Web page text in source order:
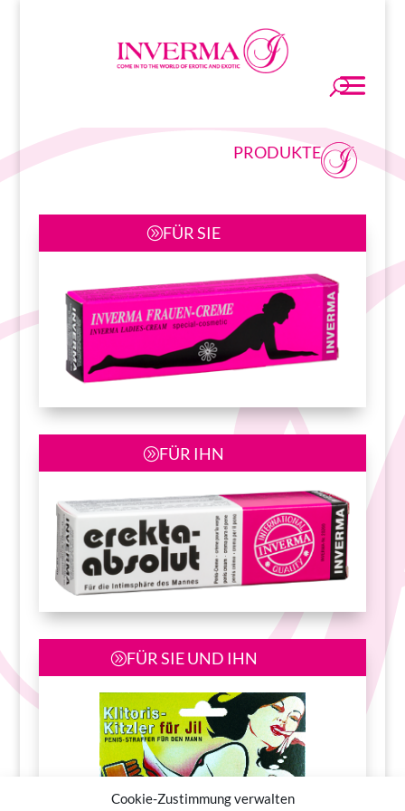
Cookie-Zustimmung verwalten
PRODUKTE
FÜR SIE
FÜR IHN
FÜR SIE UND IHN